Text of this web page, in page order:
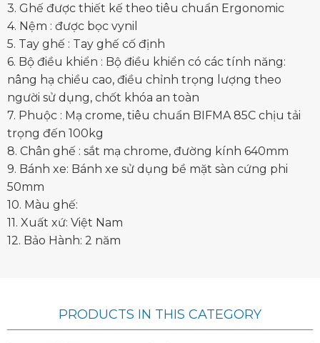
3. Ghế được thiết kế theo tiêu chuẩn Ergonomic
4. Nệm : được bọc vynil
5. Tay ghế : Tay ghế cố định
6. Bộ điều khiển : Bộ điều khiển có các tính năng:
nâng hạ chiều cao, điều chỉnh trọng lượng theo
người sử dụng, chốt khóa an toàn
7. Phuộc : Mạ crome, tiêu chuẩn BIFMA 85C chịu tải
trọng đến 100kg
8. Chân ghế : sắt mạ chrome, đường kính 640mm
9. Bánh xe: Bánh xe sử dụng bề mặt sàn cứng phi
50mm
10. Màu ghế:
11. Xuất xứ: Việt Nam
12. Bảo Hành: 2 năm
PRODUCTS IN THIS CATEGORY